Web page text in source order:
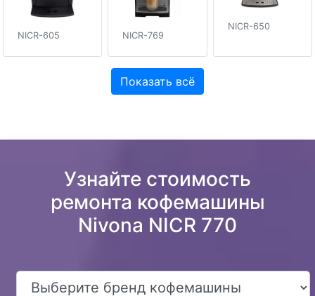
NICR-605 NICR-769
NICR-650
Показать всё
Узнайте стоимость
ремонта кофемашины
Nivona NICR 770